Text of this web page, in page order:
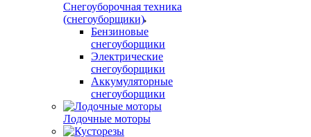
Снегоуборочная техника
(снегоуборщики)
Бензиновые
снегоуборщики
Электрические
снегоуборщики
Аккумуляторные
снегоуборщики
Лодочные моторы